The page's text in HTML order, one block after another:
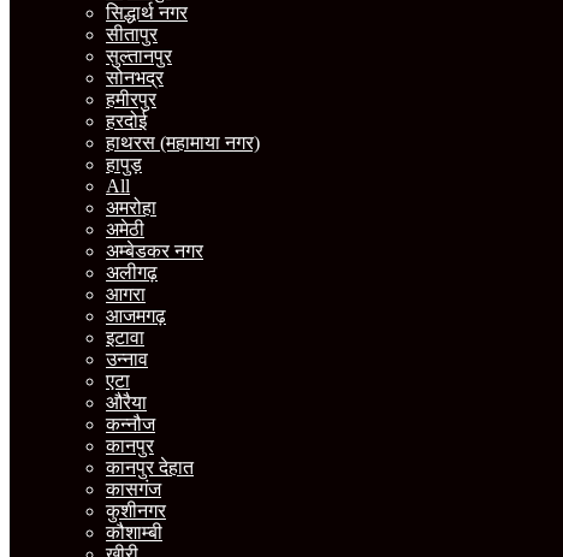
सिद्धार्थ नगर
सीतापुर
सुल्तानपुर
सोनभद्र
हमीरपुर
हरदोई
हाथरस (महामाया नगर)
हापुड़
All
अमरोहा
अमेठी
अम्बेडकर नगर
अलीगढ़
आगरा
आजमगढ़
इटावा
उन्नाव
एटा
औरैया
कन्नौज
कानपुर
कानपुर देहात
कासगंज
कुशीनगर
कौशाम्बी